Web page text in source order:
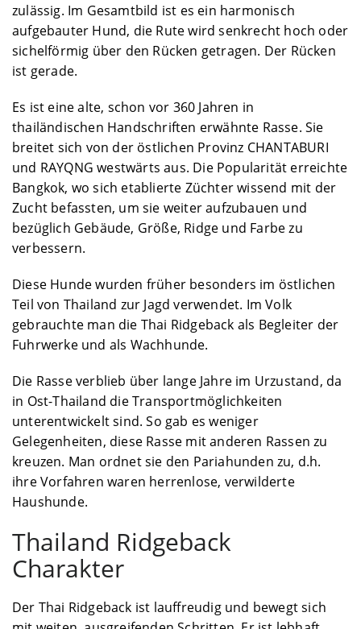
zulässig. Im Gesamtbild ist es ein harmonisch
aufgebauter Hund, die Rute wird senkrecht hoch oder
sichelförmig über den Rücken getragen. Der Rücken
ist gerade.
Es ist eine alte, schon vor 360 Jahren in
thailändischen Handschriften erwähnte Rasse. Sie
breitet sich von der östlichen Provinz CHANTABURI
und RAYQNG westwärts aus. Die Popularität erreichte
Bangkok, wo sich etablierte Züchter wissend mit der
Zucht befassten, um sie weiter aufzubauen und
bezüglich Gebäude, Größe, Ridge und Farbe zu
verbessern.
Diese Hunde wurden früher besonders im östlichen
Teil von Thailand zur Jagd verwendet. Im Volk
gebrauchte man die Thai Ridgeback als Begleiter der
Fuhrwerke und als Wachhunde.
Die Rasse verblieb über lange Jahre im Urzustand, da
in Ost-Thailand die Transportmöglichkeiten
unterentwickelt sind. So gab es weniger
Gelegenheiten, diese Rasse mit anderen Rassen zu
kreuzen. Man ordnet sie den Pariahunden zu, d.h.
ihre Vorfahren waren herrenlose, verwilderte
Haushunde.
Thailand Ridgeback
Charakter
Der Thai Ridgeback ist lauffreudig und bewegt sich